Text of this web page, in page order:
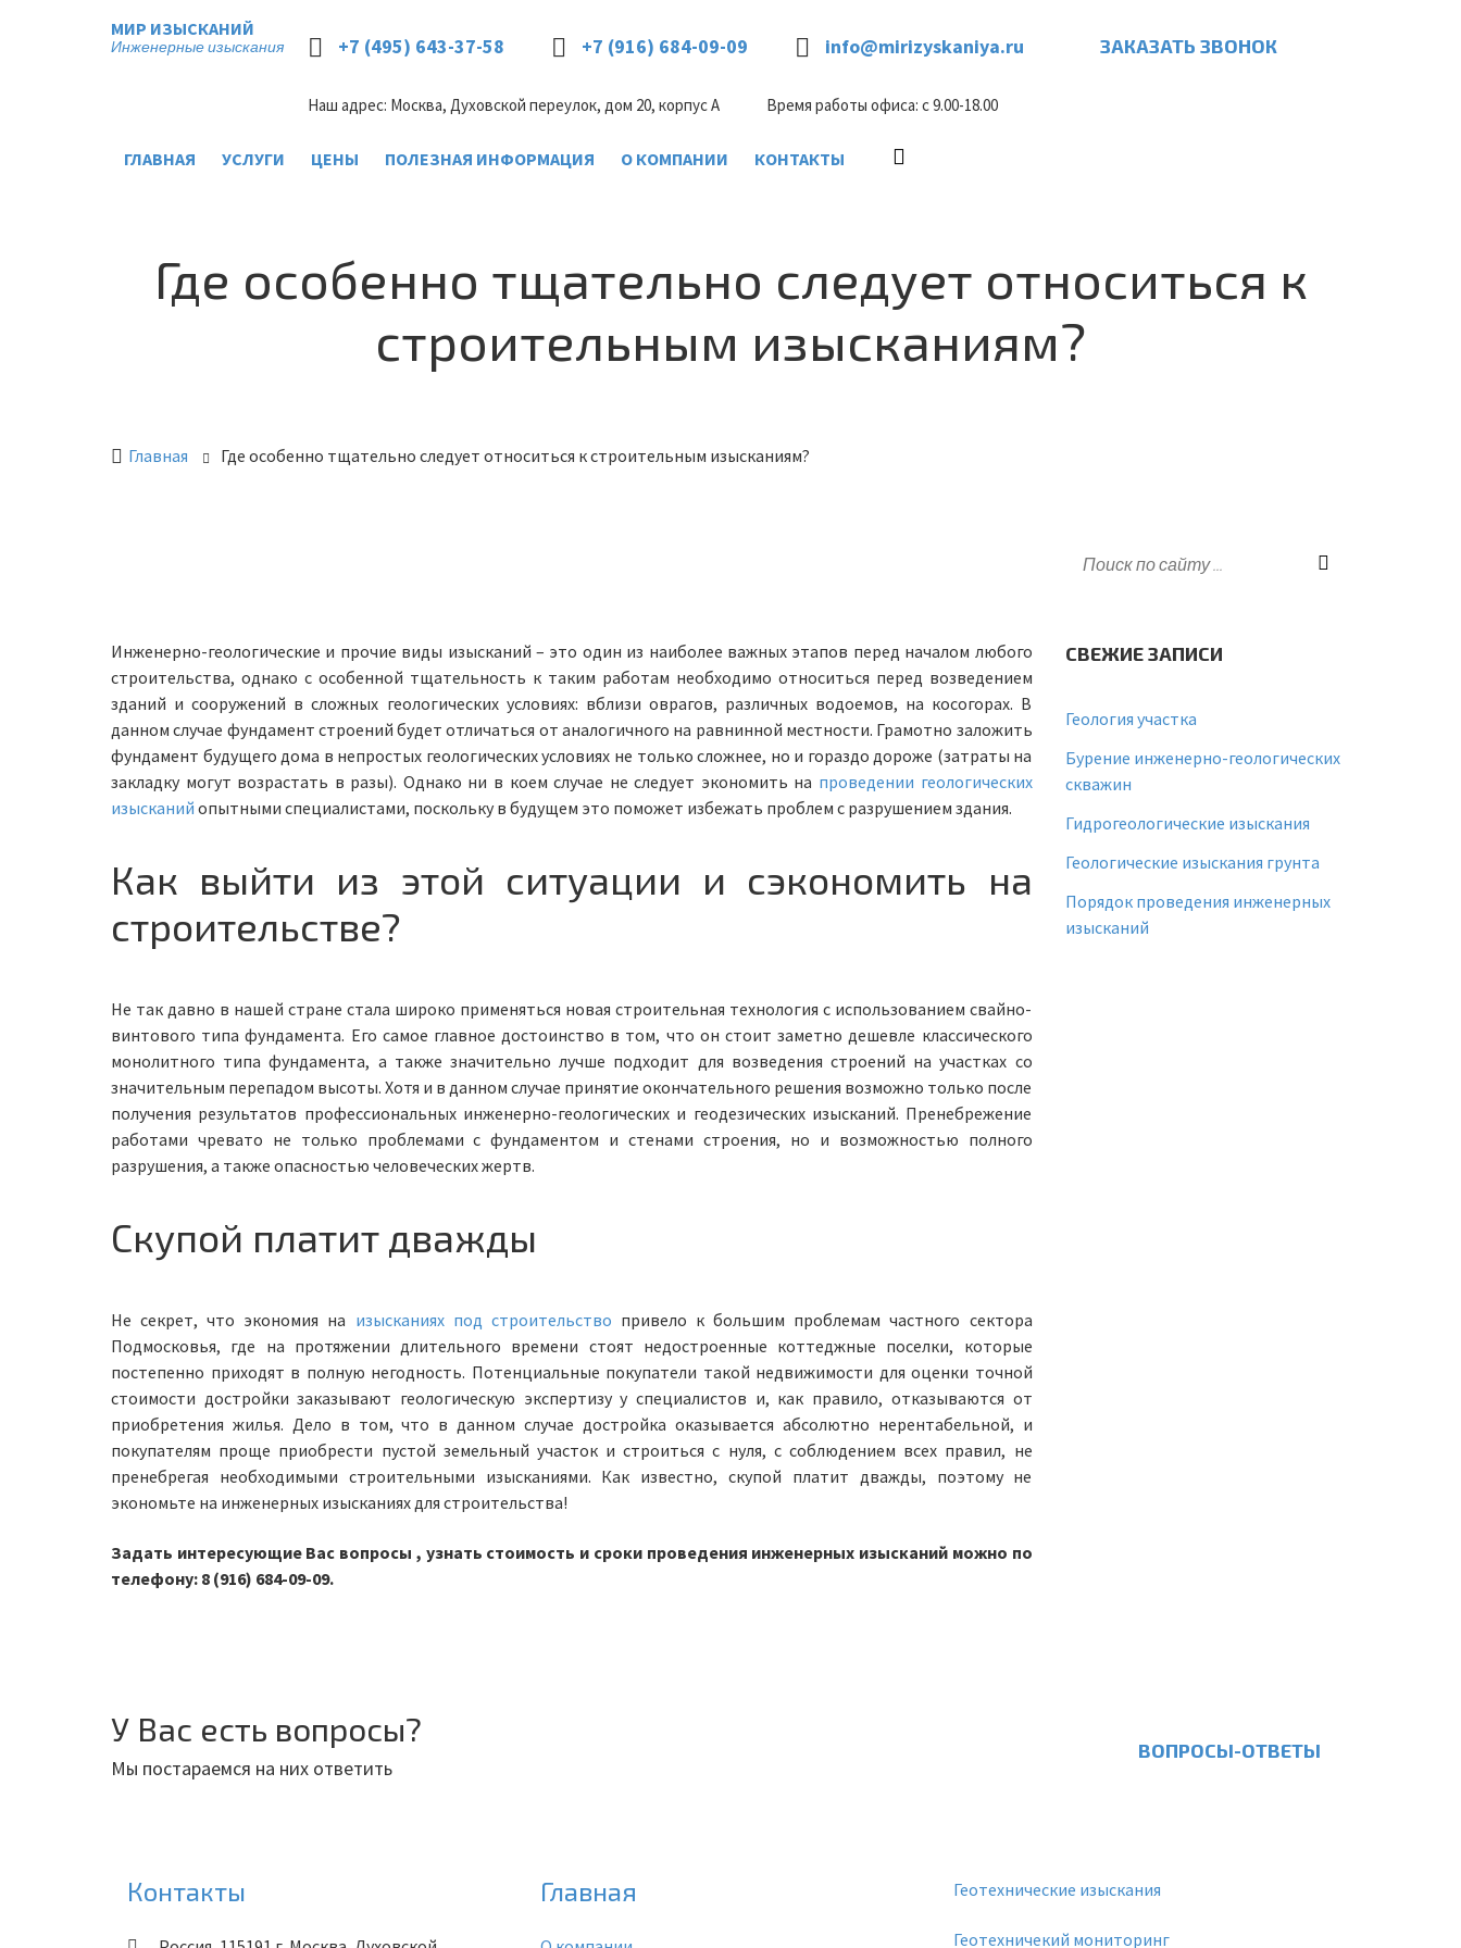
МИР ИЗЫСКАНИЙ
Инженерные изыскания +7 (495) 643-37-58 +7 (916) 684-09-09 info@mirizyskaniya.ru ЗАКАЗАТЬ ЗВОНОК
Наш адрес: Москва, Духовской переулок, дом 20, корпус А Время работы офиса: с 9.00-18.00
ГЛАВНАЯ УСЛУГИ ЦЕНЫ ПОЛЕЗНАЯ ИНФОРМАЦИЯ О КОМПАНИИ КОНТАКТЫ
Где особенно тщательно следует относиться к
строительным изысканиям?
Главная Где особенно тщательно следует относиться к строительным изысканиям?
Инженерно-геологические и прочие виды изысканий – это один из наиболее важных этапов перед началом любого
строительства, однако с особенной тщательность к таким работам необходимо относиться перед возведением
зданий и сооружений в сложных геологических условиях: вблизи оврагов, различных водоемов, на косогорах. В
данном случае фундамент строений будет отличаться от аналогичного на равнинной местности. Грамотно заложить
фундамент будущего дома в непростых геологических условиях не только сложнее, но и гораздо дороже (затраты на
закладку могут возрастать в разы). Однако ни в коем случае не следует экономить на проведении геологических
изысканий опытными специалистами, поскольку в будущем это поможет избежать проблем с разрушением здания.
Как выйти из этой ситуации и сэкономить на
строительстве?
Не так давно в нашей стране стала широко применяться новая строительная технология с использованием свайно-
винтового типа фундамента. Его самое главное достоинство в том, что он стоит заметно дешевле классического
монолитного типа фундамента, а также значительно лучше подходит для возведения строений на участках со
значительным перепадом высоты. Хотя и в данном случае принятие окончательного решения возможно только после
получения результатов профессиональных инженерно-геологических и геодезических изысканий. Пренебрежение
работами чревато не только проблемами с фундаментом и стенами строения, но и возможностью полного
разрушения, а также опасностью человеческих жертв.
Скупой платит дважды
Не секрет, что экономия на изысканиях под строительство привело к большим проблемам частного сектора
Подмосковья, где на протяжении длительного времени стоят недостроенные коттеджные поселки, которые
постепенно приходят в полную негодность. Потенциальные покупатели такой недвижимости для оценки точной
стоимости достройки заказывают геологическую экспертизу у специалистов и, как правило, отказываются от
приобретения жилья. Дело в том, что в данном случае достройка оказывается абсолютно нерентабельной, и
покупателям проще приобрести пустой земельный участок и строиться с нуля, с соблюдением всех правил, не
пренебрегая необходимыми строительными изысканиями. Как известно, скупой платит дважды, поэтому не
экономьте на инженерных изысканиях для строительства!
Задать интересующие Вас вопросы , узнать стоимость и сроки проведения инженерных изысканий можно по
телефону: 8 (916) 684-09-09.
СВЕЖИЕ ЗАПИСИ
Геология участка
Бурение инженерно-геологических
скважин
Гидрогеологические изыскания
Геологические изыскания грунта
Порядок проведения инженерных
изысканий
У Вас есть вопросы?
Мы постараемся на них ответить
ВОПРОСЫ-ОТВЕТЫ
Контакты Главная Геотехнические изыскания
Геотехничекий мониторинг